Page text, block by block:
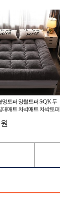
멍토퍼 양털토퍼 S/Q/K 두
대매트 차박매트 차박토퍼
원